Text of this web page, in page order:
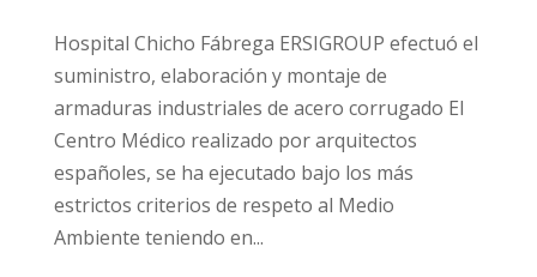
Hospital Chicho Fábrega ERSIGROUP efectuó el
suministro, elaboración y montaje de
armaduras industriales de acero corrugado El
Centro Médico realizado por arquitectos
españoles, se ha ejecutado bajo los más
estrictos criterios de respeto al Medio
Ambiente teniendo en...